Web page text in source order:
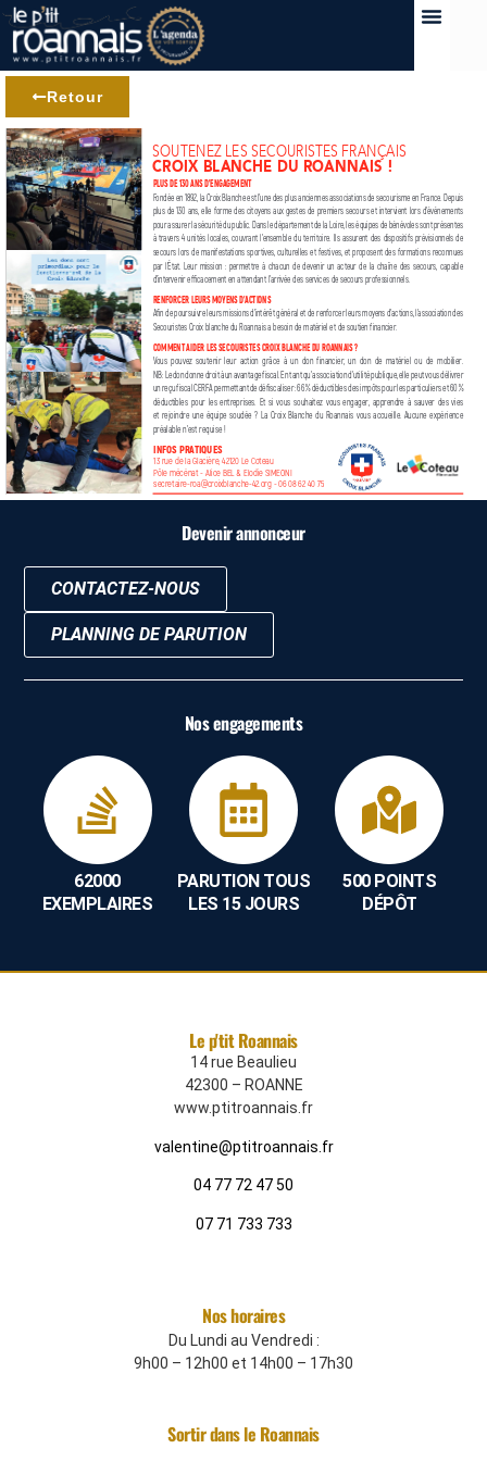
Retour
Devenir annonceur
CONTACTEZ-NOUS
PLANNING DE PARUTION
Nos engagements
62000
EXEMPLAIRES
PARUTION TOUS
LES 15 JOURS
500 POINTS
DÉPÔT
Le p'tit Roannais
14 rue Beaulieu
42300 – ROANNE
www.ptitroannais.fr
valentine@ptitroannais.fr
04 77 72 47 50
07 71 733 733
Nos horaires
Du Lundi au Vendredi :
9h00 – 12h00 et 14h00 – 17h30
Sortir dans le Roannais